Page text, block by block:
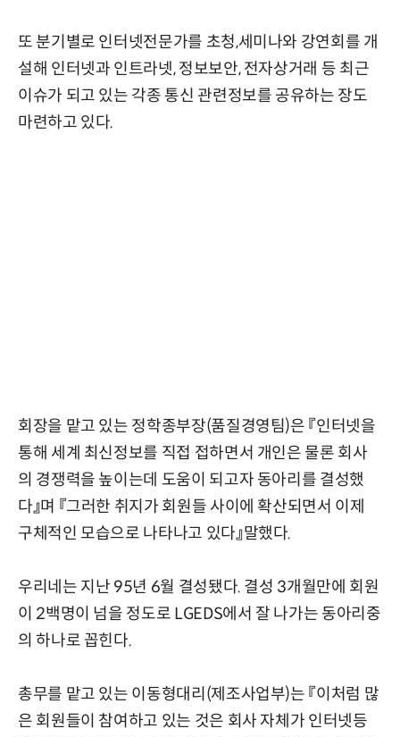
또 분기별로 인터넷전문가를 초청,세미나와 강연회를 개
설해 인터넷과 인트라넷, 정보보안, 전자상거래 등 최근
이슈가 되고 있는 각종 통신 관련정보를 공유하는 장도
마련하고 있다.
회장을 맡고 있는 정학종부장(품질경영팀)은 『인터넷을
통해 세계 최신정보를 직접 접하면서 개인은 물론 회사
의 경쟁력을 높이는데 도움이 되고자 동아리를 결성했
다』며 『그러한 취지가 회원들 사이에 확산되면서 이제
구체적인 모습으로 나타나고 있다』말했다.
우리네는 지난 95년 6월 결성됐다. 결성 3개월만에 회원
이 2백명이 넘을 정도로 LGEDS에서 잘 나가는 동아리중
의 하나로 꼽힌다.
총무를 맡고 있는 이동형대리(제조사업부)는 『이처럼 많
은 회원들이 참여하고 있는 것은 회사 자체가 인터넷등